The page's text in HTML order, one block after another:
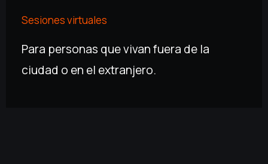
Sesiones virtuales
Para personas que vivan fuera de la
ciudad o en el extranjero.